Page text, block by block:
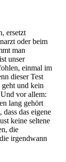
ersetzt
oder beim
man
unser
einmal im
dieser Test
und kein
vor allem:
lang gehört
das eigene
keine seltene
die
irgendwann